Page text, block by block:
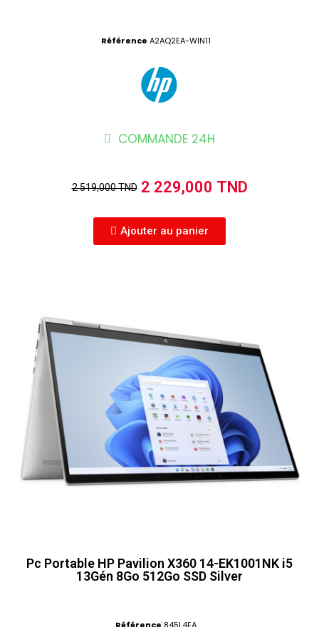
Référence A2AQ2EA-WIN11
COMMANDE 24H
2 519,000 TND 2 229,000 TND
Ajouter au panier
Pc Portable HP Pavilion X360 14-EK1001NK i5
13Gén 8Go 512Go SSD Silver